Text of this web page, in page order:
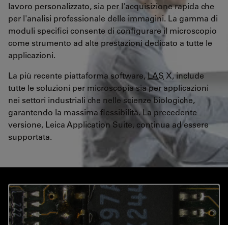
lavoro personalizzato, sia per l'acquisizione rapida che
per l'analisi professionale delle immagini. La gamma di
moduli specifici consente di configurare il microscopio
come strumento ad alte prestazioni dedicato a tutte le
applicazioni.
La più recente piattaforma software, LAS X, include
tutte le soluzioni per microscopia sia per applicazioni
nei settori industriali che nelle scienze biologiche,
garantendo la massima flessibilità. La precedente
versione, Leica Application Suite, continua ad essere
supportata.